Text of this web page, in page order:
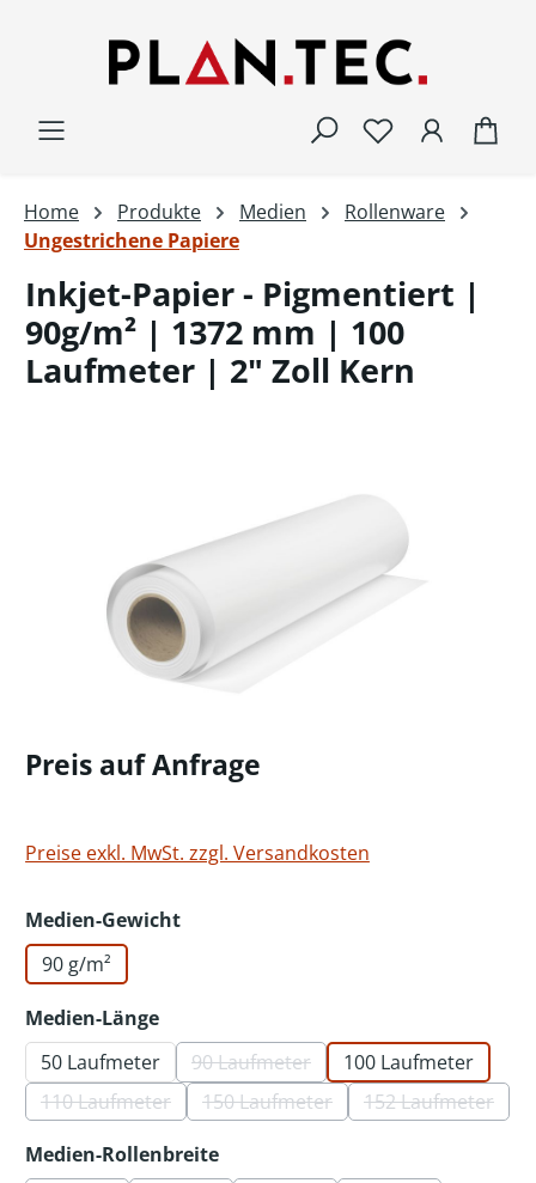
Home Produkte Medien
Rollenware
Ungestrichene Papiere
Inkjet-Papier - Pigmentiert |
90g/m² | 1372 mm | 100
Laufmeter | 2" Zoll Kern
Preis auf Anfrage
Preise exkl. MwSt. zzgl. Versandkosten
Medien-Gewichtauswählen
90 g/m²
Medien-Längeauswählen
50 Laufmeter
90 Laufmeter(Diese Option ist zurzeit nicht
100 Laufmeter
110 Laufmeter(Diese Option ist zurzeit nicht verfügbar.)
150 Laufmeter(Diese Option ist zurzeit nicht
152 Laufmeter
(Diese
Medien-Rollenbreiteauswählen